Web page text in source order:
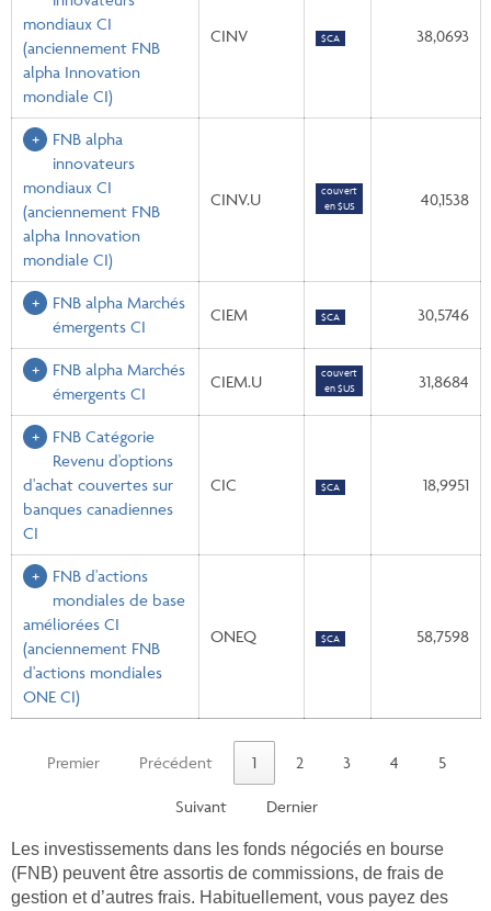
mondiaux CI
(anciennement FNB
alpha Innovation
mondiale CI)
CINV $CA 38,0693
FNB alpha
innovateurs
mondiaux CI
(anciennement FNB
alpha Innovation
mondiale CI)
CINV.U
couvert
en $US
40,1538
FNB alpha Marchés
émergents CI
CIEM $CA 30,5746
FNB alpha Marchés
émergents CI
CIEM.U
couvert
en $US
31,8684
FNB Catégorie
Revenu d'options
d'achat couvertes sur
banques canadiennes
CI
CIC $CA 18,9951
FNB d'actions
mondiales de base
améliorées CI
(anciennement FNB
d'actions mondiales
ONE CI)
ONEQ $CA 58,7598
Premier Précédent 1 2 3 4 5
Suivant Dernier
Les investissements dans les fonds négociés en bourse
(FNB) peuvent être assortis de commissions, de frais de
gestion et d’autres frais. Habituellement, vous payez des